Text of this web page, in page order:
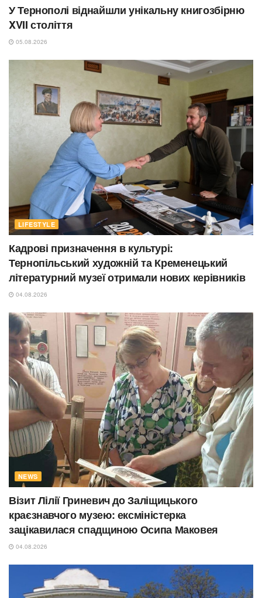
У Тернополі віднайшли унікальну книгозбірню
XVII століття
05.08.2026
LIFESTYLE
Кадрові призначення в культурі:
Тернопільський художній та Кременецький
літературний музеї отримали нових керівників
04.08.2026
NEWS
Візит Лілії Гриневич до Заліщицького
краєзнавчого музею: ексміністерка
зацікавилася спадщиною Осипа Маковея
04.08.2026